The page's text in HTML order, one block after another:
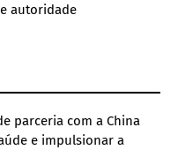
autoridade
parceria com a China
e impulsionar a